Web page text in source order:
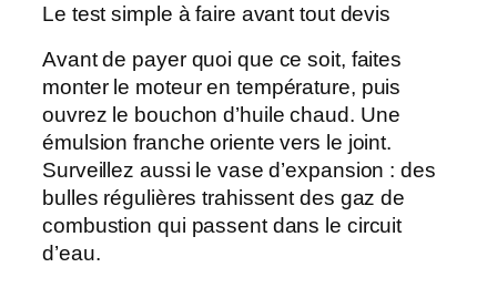
Le test simple à faire avant tout devis
Avant de payer quoi que ce soit, faites
monter le moteur en température, puis
ouvrez le bouchon d’huile chaud. Une
émulsion franche oriente vers le joint.
Surveillez aussi le vase d’expansion : des
bulles régulières trahissent des gaz de
combustion qui passent dans le circuit
d’eau.